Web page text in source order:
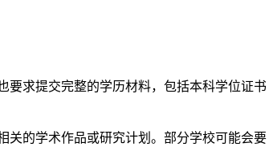
要求提交完整的学历材料，包括本科学位证书
关的学术作品或研究计划。部分学校可能会要